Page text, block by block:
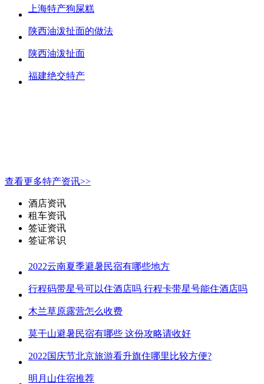
上海特产狗屎糕
陕西油泼扯面的做法
陕西油泼扯面
福建绝交特产
查看更多特产资讯>>
酒店资讯
租车资讯
签证资讯
签证常识
2022云南夏季避暑民宿有哪些地方
行程码带星号可以住酒店吗 行程卡带星号能住酒店吗
木兰草原露营怎么收费
莫干山避暑民宿有哪些 这份攻略请收好
2022国庆节北京旅游看升旗住哪里比较方便?
明月山住宿推荐